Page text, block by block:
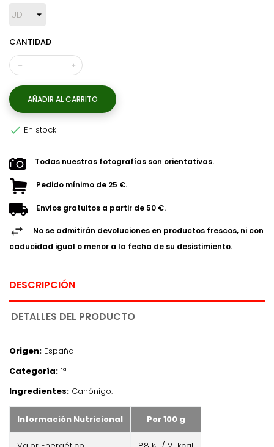
CANTIDAD
AÑADIR AL CARRITO
 En stock
Todas nuestras fotografías son orientativas.
Pedido mínimo de 25 €.
Envíos gratuitos a partir de 50 €.
No se admitirán devoluciones en productos frescos, ni con
caducidad igual o menor a la fecha de su desistimiento.
DESCRIPCIÓN
DETALLES DEL PRODUCTO
Origen: España
Categoría: 1ª
Ingredientes: Canónigo.
Información Nutricional Por 100 g